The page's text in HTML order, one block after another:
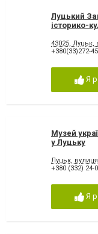
Луцький
історико-
43025, Луцьк,
+380(33)272-
Я
Музей
у Луцьку
Луцьк,
+380 (332) 24-
Я